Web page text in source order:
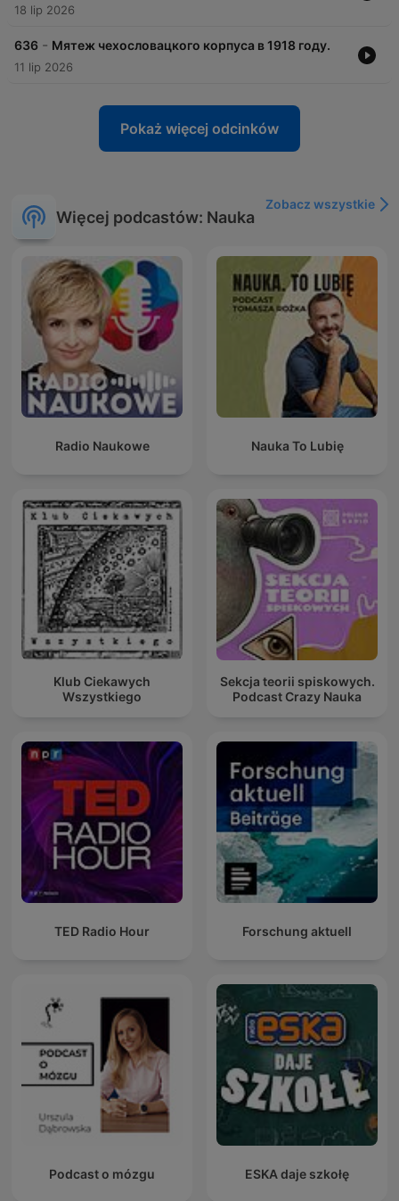
18 lip 2026
636 - Мятеж чехословацкого корпуса в 1918 году.
11 lip 2026
Pokaż więcej odcinków
Więcej podcastów: Nauka
Zobacz wszystkie
Radio Naukowe Nauka To Lubię
Klub Ciekawych
Wszystkiego
Sekcja teorii spiskowych.
Podcast Crazy Nauka
TED Radio Hour Forschung aktuell
Podcast o mózgu ESKA daje szkołę